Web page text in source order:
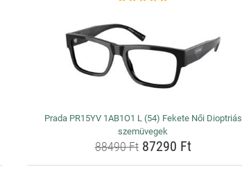
Prada PR15YV 1AB1O1 L (54) Fekete Női Dioptriás
szemüvegek
88490 Ft87290 Ft